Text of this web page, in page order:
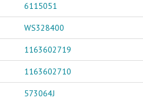
6115051
WS328400
1163602719
1163602710
573064J